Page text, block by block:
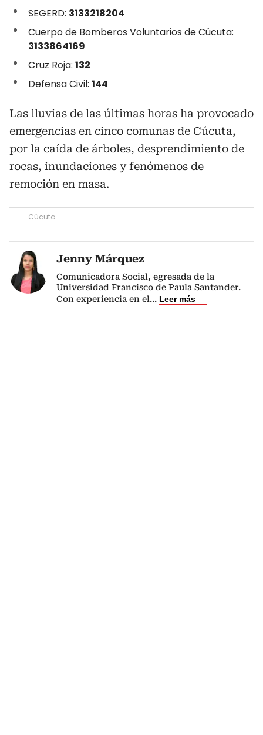
SEGERD: 3133218204
Cuerpo de Bomberos Voluntarios de Cúcuta:
3133864169
Cruz Roja: 132
Defensa Civil: 144
Las lluvias de las últimas horas ha provocado
emergencias en cinco comunas de Cúcuta,
por la caída de árboles, desprendimiento de
rocas, inundaciones y fenómenos de
remoción en masa.
Cúcuta
Jenny Márquez
Comunicadora Social, egresada de la
Universidad Francisco de Paula Santander.
Con experiencia en el... Leer más